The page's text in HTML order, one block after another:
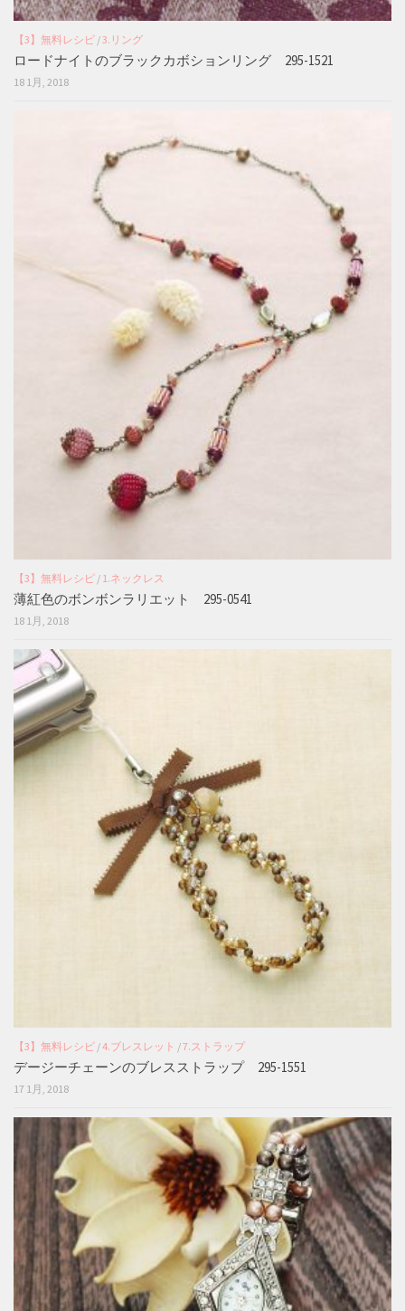
【3】無料レシピ /3.リング
ロードナイトのブラックカボションリング 295-1521
18 1月, 2018
【3】無料レシピ / 1.ネックレス
薄紅色のボンボンラリエット 295-0541
18 1月, 2018
【3】無料レシピ /4.ブレスレット /7.ストラップ
デージーチェーンのブレスストラップ 295-1551
17 1月, 2018